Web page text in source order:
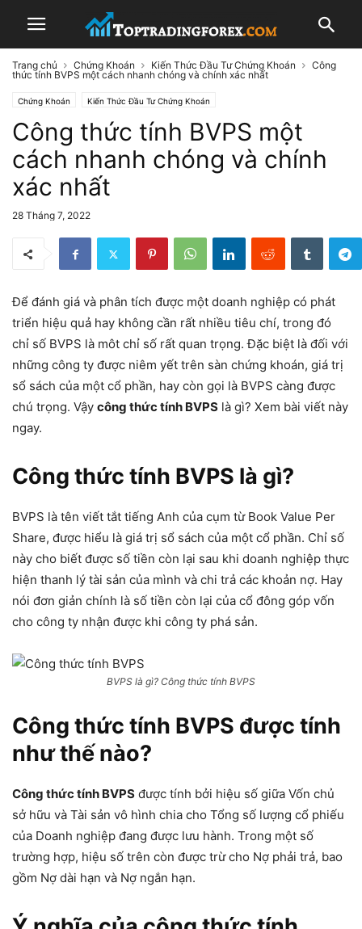
Trang chủ Chứng Khoán Kiến Thức Đầu Tư Chứng Khoán
Công
thức tính BVPS một cách nhanh chóng và chính xác nhất
Chứng Khoán Kiến Thức Đầu Tư Chứng Khoán
Công thức tính BVPS một
cách nhanh chóng và chính
xác nhất
28 Tháng 7, 2022
Để đánh giá và phân tích được một doanh nghiệp có phát
triển hiệu quả hay không cần rất nhiều tiêu chí, trong đó
chỉ số BVPS là môt chỉ số rất quan trọng. Đặc biệt là đối với
những công ty được niêm yết trên sàn chứng khoán, giá trị
sổ sách của một cổ phần, hay còn gọi là BVPS càng được
chú trọng. Vậy công thức tính BVPS là gì? Xem bài viết này
ngay.
Công thức tính BVPS là gì?
BVPS là tên viết tắt tiếng Anh của cụm từ Book Value Per
Share, được hiểu là giá trị sổ sách của một cổ phần. Chỉ số
này cho biết được số tiền còn lại sau khi doanh nghiệp thực
hiện thanh lý tài sản của mình và chi trả các khoản nợ. Hay
nói đơn giản chính là số tiền còn lại của cổ đông góp vốn
cho công ty nhận được khi công ty phá sản.
BVPS là gì? Công thức tính BVPS
Công thức tính BVPS được tính
như thế nào?
Công thức tính BVPS được tính bởi hiệu số giữa Vốn chủ
sở hữu và Tài sản vô hình chia cho Tổng số lượng cổ phiếu
của Doanh nghiệp đang được lưu hành. Trong một số
trường hợp, hiệu số trên còn được trừ cho Nợ phải trả, bao
gồm Nợ dài hạn và Nợ ngắn hạn.